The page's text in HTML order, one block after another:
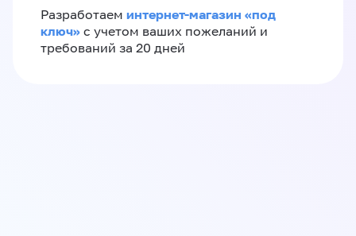
Разработаем интернет-магазин «‎под
ключ»‎ с учетом ваших пожеланий и
требований за 20 дней